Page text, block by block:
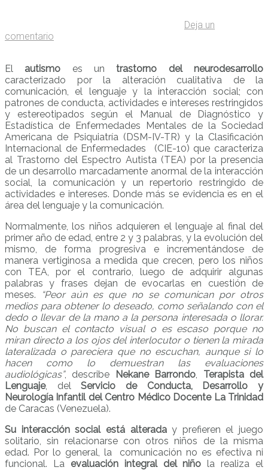
Deja un
comentario
El autismo es untrastorno del neurodesarrollo
caracterizado por la alteración cualitativa de la
comunicación, el lenguaje y la interacción social; con
patrones de conducta, actividades e intereses restringidos
y estereotipados según el Manual de Diagnóstico y
Estadística de Enfermedades Mentales de la Sociedad
Americana de Psiquiatría (DSM-IV-TR) y la Clasificación
Internacional de Enfermedades (CIE-10) que caracteriza
al Trastorno del Espectro Autista (TEA) por la presencia
de un desarrollo marcadamente anormal de la interacción
social, la comunicación y un repertorio restringido de
actividades e intereses. Donde más se evidencia es en el
área del lenguaje y la comunicación.
Normalmente, los niños adquieren el lenguaje al final del
primer año de edad, entre 2 y 3 palabras, y la evolución del
mismo, de forma progresiva e incrementándose de
manera vertiginosa a medida que crecen, pero los niños
con TEA, por el contrario, luego de adquirir algunas
palabras y frases dejan de evocarlas en cuestión de
meses.
“Peor aún es que no se comunican por otros
medios para obtener lo deseado, como señalando con el
dedo o llevar de la mano a la persona interesada o llorar.
No buscan el contacto visual o es escaso porque no
miran directo a los ojos del interlocutor o tienen la mirada
lateralizada o pareciera que no escuchan, aunque si lo
hacen como lo demuestran las evaluaciones
audiológicas”, describe Nekane Barrondo, Terapista del
Lenguaje, delServicio de Conducta, Desarrollo y
Neurología Infantil del Centro Médico Docente La Trinidad
de Caracas (Venezuela).
Su interacción social está alteraday prefieren el juego
solitario, sin relacionarse con otros niños de la misma
edad. Por lo general, la comunicación no es efectiva ni
funcional. La evaluación integral del niño la realiza el